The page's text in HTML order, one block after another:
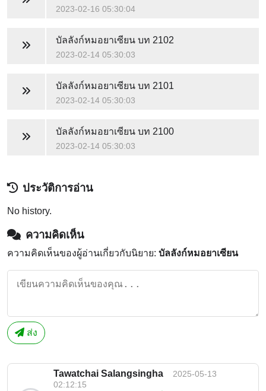
2023-02-16 05:30:04
บัลลังก์หมอยาเซียนบท 2102
2023-02-14 05:30:03
บัลลังก์หมอยาเซียนบท 2101
2023-02-14 05:30:03
บัลลังก์หมอยาเซียนบท 2100
2023-02-14 05:30:03
ประวัติการอ่าน
No history.
ความคิดเห็น
ความคิดเห็นของผู้อ่านเกี่ยวกับนิยาย: บัลลังก์หมอยาเซียน
ส่ง
Tawatchai Salangsingha
2025-05-13
02:12:15